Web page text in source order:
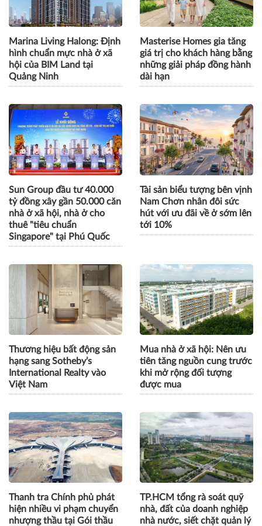
Marina Living Halong: Định
hình chuẩn mực nhà ở xã
hội của BIM Land tại
Quảng Ninh
Masterise Homes gia tăng
giá trị cho khách hàng bằng
những giải pháp đồng hành
dài hạn
Sun Group đầu tư 40.000
tỷ đồng xây gần 50.000 căn
nhà ở xã hội, nhà ở cho
thuê "tiêu chuẩn
Singapore" tại Phú Quốc
Tài sản biểu tượng bên vịnh
Nam Chơn nhân đôi sức
hút với ưu đãi về ở sớm lên
tới 10%
Thương hiệu bất động sản
hạng sang Sotheby’s
International Realty vào
Việt Nam
Mua nhà ở xã hội: Nên ưu
tiên tăng nguồn cung trước
khi mở rộng đối tượng
được mua
Thanh tra Chính phủ phát
hiện nhiều vi phạm chuyển
nhượng thầu tại Gói thầu
TP.HCM tổng rà soát quỹ
nhà, đất của doanh nghiệp
nhà nước, siết chặt quản lý